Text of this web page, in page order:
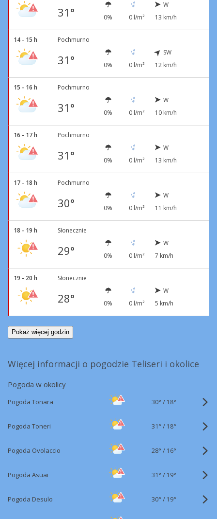
31° 0% 0 l/m²
W
13 km/h
14 - 15 h Pochmurno
31° 0% 0 l/m²
SW
12 km/h
15 - 16 h Pochmurno
31° 0% 0 l/m²
W
10 km/h
16 - 17 h Pochmurno
31° 0% 0 l/m²
W
13 km/h
17 - 18 h Pochmurno
30° 0% 0 l/m²
W
11 km/h
18 - 19 h Słonecznie
29° 0% 0 l/m²
W
7 km/h
19 - 20 h Słonecznie
28° 0% 0 l/m²
W
5 km/h
Pokaż więcej godzin
Więcej informacji o pogodzie Teliseri i okolice
Pogoda w okolicy
Pogoda Tonara 30° / 18°
Pogoda Toneri 31° / 18°
Pogoda Ovolaccio 28° / 16°
Pogoda Asuai 31° / 19°
Pogoda Desulo 30° / 19°